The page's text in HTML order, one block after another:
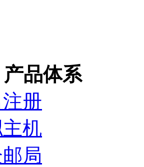
产品体系
册
机
局